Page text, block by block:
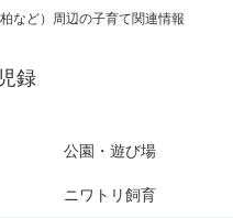
など）周辺の子育て関連情報
録
公園・遊び場
ニワトリ飼育